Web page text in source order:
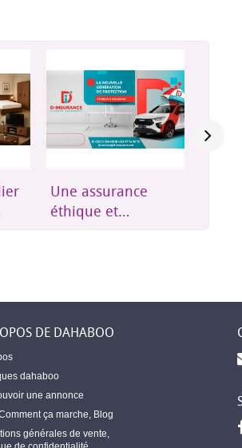
Groupes
électrogènes,
DE DAHABOO
dahaboo
une annonce
ça marche, Blog
générales de vente,